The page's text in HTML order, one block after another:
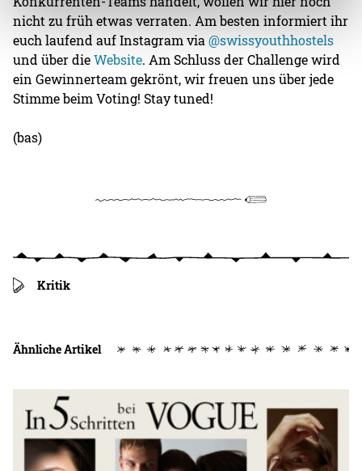
nicht zu früh etwas verraten. Am besten informiert ihr
euch laufend auf Instagram via@swissyouthhostels
und über dieWebsite. Am Schluss der Challenge wird
ein Gewinnerteam gekrönt, wir freuen uns über jede
Stimme beim Voting! Stay tuned!
(bas)
Kritik
Ähnliche Artikel